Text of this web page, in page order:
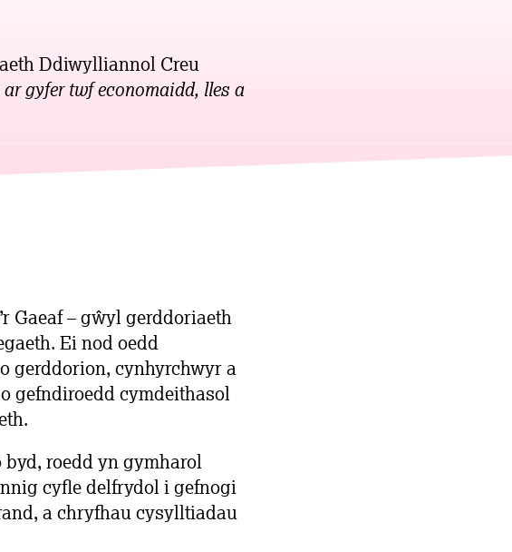
Ddiwylliannol Creu
gyfer twf economaidd, lles a
Gaeaf – gŵyl gerddoriaeth
Ei nod oedd
gerddorion, cynhyrchwyr a
gefndiroedd cymdeithasol
roedd yn gymharol
cyfle delfrydol i gefnogi
a chryfhau cysylltiadau